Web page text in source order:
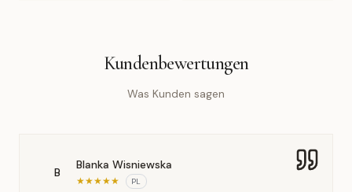
Kundenbewertungen
Was Kunden sagen
B
Blanka Wisniewska
★★★★★ PL